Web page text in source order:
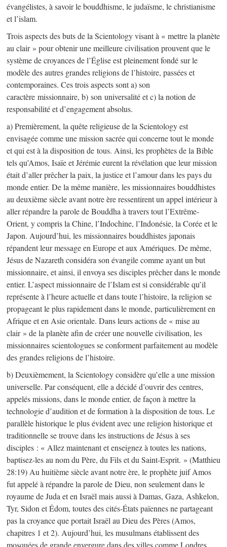
évangélistes, à savoir le bouddhisme, le judaïsme, le christianisme
et l’islam.
Trois aspects des buts de la Scientology visant à « mettre la planète
au clair » pour obtenir une meilleure civilisation prouvent que le
système de croyances de l’Église est pleinement fondé sur le
modèle des autres grandes religions de l’histoire, passées et
contemporaines. Ces trois aspects sont a) son
caractère missionnaire, b) son universalité et c) la notion de
responsabilité et d’engagement absolus.
a) Premièrement, la quête religieuse de la Scientology est
envisagée comme une mission sacrée qui concerne tout le monde
et qui est à la disposition de tous. Ainsi, les prophètes de la Bible
tels qu’Amos, Isaïe et Jérémie eurent la révélation que leur mission
était d’aller prêcher la paix, la justice et l’amour dans les pays du
monde entier. De la même manière, les missionnaires bouddhistes
au deuxième siècle avant notre ère ressentirent un appel intérieur à
aller répandre la parole de Bouddha à travers tout l’Extrême-
Orient, y compris la Chine, l’Indochine, l’Indonésie, la Corée et le
Japon. Aujourd’hui, les missionnaires bouddhistes japonais
répandent leur message en Europe et aux Amériques. De même,
Jésus de Nazareth considéra son évangile comme ayant un but
missionnaire, et ainsi, il envoya ses disciples prêcher dans le monde
entier. L’aspect missionnaire de l’Islam est si considérable qu’il
représente à l’heure actuelle et dans toute l’histoire, la religion se
propageant le plus rapidement dans le monde, particulièrement en
Afrique et en Asie orientale. Dans leurs actions de « mise au
clair » de la planète afin de créer une nouvelle civilisation, les
missionnaires scientologues se conforment parfaitement au modèle
des grandes religions de l’histoire.
b) Deuxièmement, la Scientology considère qu’elle a une mission
universelle. Par conséquent, elle a décidé d’ouvrir des centres,
appelés missions, dans le monde entier, de façon à mettre la
technologie d’audition et de formation à la disposition de tous. Le
parallèle historique le plus évident avec une religion historique et
traditionnelle se trouve dans les instructions de Jésus à ses
disciples : « Allez maintenant et enseignez à toutes les nations,
baptisez-les au nom du Père, du Fils et du Saint-Esprit. » (Matthieu
28:19) Au huitième siècle avant notre ère, le prophète juif Amos
fut appelé à répandre la parole de Dieu, non seulement dans le
royaume de Juda et en Israël mais aussi à Damas, Gaza, Ashkelon,
Tyr, Sidon et Édom, toutes des cités-États païennes ne partageant
pas la croyance que portait Israël au Dieu des Pères (Amos,
chapitres 1 et 2). Aujourd’hui, les musulmans établissent des
mosquées de grande envergure dans des villes comme Londres,